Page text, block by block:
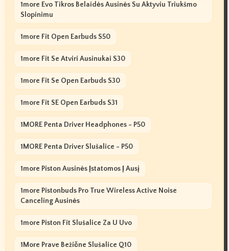
1more Evo Tikros Belaidės Ausinės Su Aktyviu Triukšmo
Slopinimu
1more Fit Open Earbuds S50
1more Fit Se Atviri Ausinukai S30
1more Fit Se Open Earbuds S30
1more Fit SE Open Earbuds S31
1MORE Penta Driver Headphones - P50
1MORE Penta Driver Slušalice - P50
1more Piston Ausinės Įstatomos Į Ausį
1more Pistonbuds Pro True Wireless Active Noise
Canceling Ausinės
1more Piston Fit Slušalice Za U Uvo
1More Prave Bežične Slušalice Q10